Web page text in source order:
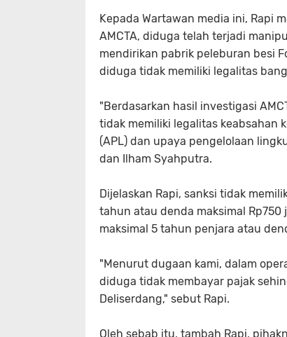
Kepada Wartawan media ini, Rapi
AMCTA, diduga telah terjadi
mendirikan pabrik peleburan besi
diduga tidak memiliki legalitas
"Berdasarkan hasil investigasi
tidak memiliki legalitas keabsahan
(APL) dan upaya pengelolaan
dan Ilham Syahputra.
Dijelaskan Rapi, sanksi tidak
tahun atau denda maksimal Rp750
maksimal 5 tahun penjara atau
"Menurut dugaan kami, dalam
diduga tidak membayar pajak
Deliserdang," sebut Rapi.
Oleh sebab itu, tambah Rapi,